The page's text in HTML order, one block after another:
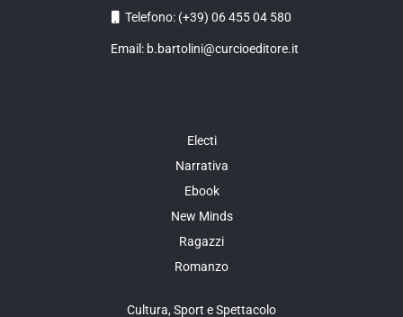
Telefono: (+39) 06 455 04 580
Email: b.bartolini@curcioeditore.it
Electi
Narrativa
Ebook
New Minds
Ragazzi
Romanzo
Cultura, Sport e Spettacolo